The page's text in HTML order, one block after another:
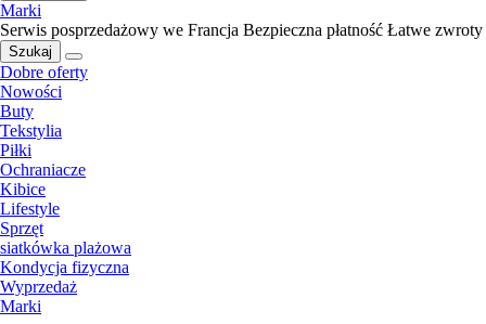
Marki
Serwis posprzedażowy we Francja Bezpieczna płatność Łatwe zwroty
Szukaj
Dobre oferty
Nowości
Buty
Tekstylia
Piłki
Ochraniacze
Kibice
Lifestyle
Sprzęt
siatkówka plażowa
Kondycja fizyczna
Wyprzedaż
Marki